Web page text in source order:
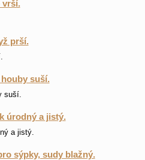
vrší.
prší.
suší.
suší.
úrodný a jistý.
a jistý.
sýpky, sudy blažný.